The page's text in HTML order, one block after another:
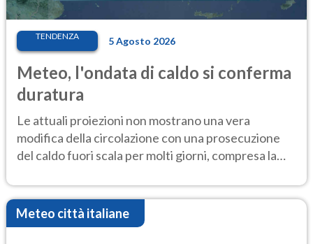
TENDENZA 5 Agosto 2026
Meteo, l'ondata di caldo si conferma
duratura
Le attuali proiezioni non mostrano una vera
modifica della circolazione con una prosecuzione
del caldo fuori scala per molti giorni, compresa la
Meteo città italiane